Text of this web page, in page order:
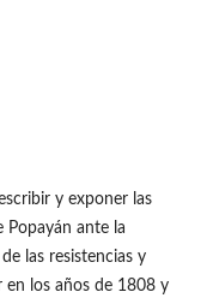
y exponer las
Popayán ante la
las resistencias y
los años de 1808 y